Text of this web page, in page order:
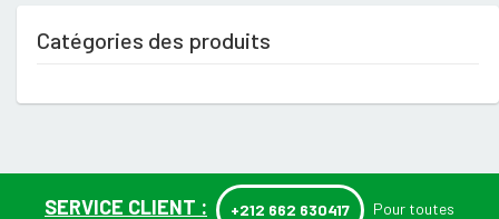
Catégories des produits
SERVICE CLIENT : +212 662 630417 Pour toutes